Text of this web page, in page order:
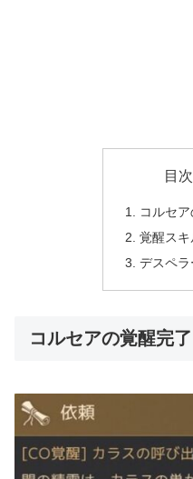
目次
コルセア
覚醒ス
デスペラ
コルセアの覚醒完了